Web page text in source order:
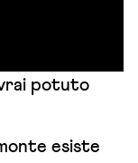
potuto
esiste